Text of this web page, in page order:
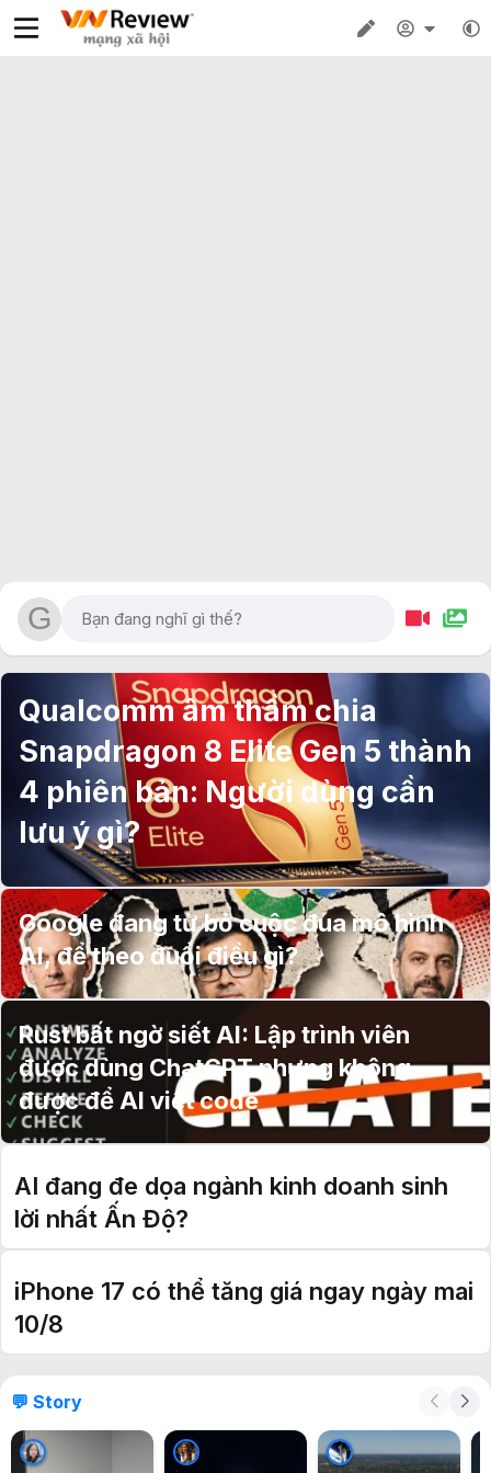
Qualcomm âm thầm chia
Snapdragon 8 Elite Gen 5 thành
4 phiên bản: Người dùng cần
lưu ý gì?
Google đang từ bỏ cuộc đua mô hình
AI, để theo đuổi điều gì?
Rust bất ngờ siết AI: Lập trình viên
được dùng ChatGPT nhưng không
được để AI viết code
AI đang đe dọa ngành kinh doanh sinh
lời nhất Ấn Độ?
iPhone 17 có thể tăng giá ngay ngày mai
10/8
💬 Story